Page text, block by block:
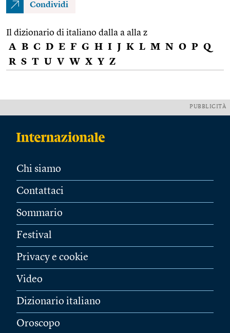
Condividi
Il dizionario di italiano dalla a alla z
A B C D E F G H I J K L M N O P Q
R S T U V W X Y Z
PUBBLICITÀ
Chi siamo
Contattaci
Sommario
Festival
Privacy e cookie
Video
Dizionario italiano
Oroscopo